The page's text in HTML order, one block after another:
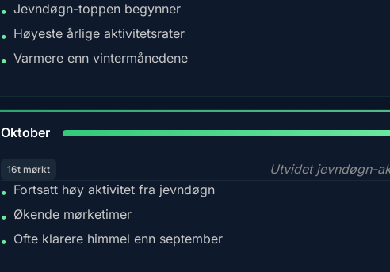
• Jevndøgn-toppen begynner
• Høyeste årlige aktivitetsrater
• Varmere enn vintermånedene
Oktober
16t mørkt
Utvidet jevndøgn-
• Fortsatt høy aktivitet fra jevndøgn
• Økende mørketimer
• Ofte klarere himmel enn september